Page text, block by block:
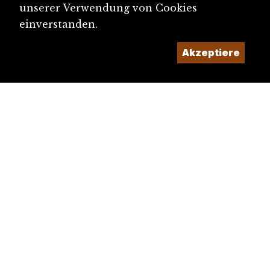
unserer Verwendung von Cookies
einverstanden.
Akzeptiere